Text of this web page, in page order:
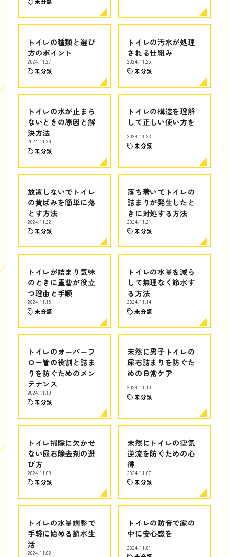
トイレの種類と選び
方のポイント
2024.11.27
未分類
トイレの汚水が処理
される仕組み
2024.11.25
未分類
トイレの水が止まら
ないときの原因と解
決方法
2024.11.24
未分類
トイレの構造を理解
して正しい使い方を
2024.11.23
未分類
放置しないでトイレ
の黄ばみを簡単に落
とす方法
2024.11.22
未分類
落ち着いてトイレの
詰まりが発生したと
きに対処する方法
2024.11.21
未分類
トイレが詰まり気味
のときに重曹が役立
つ理由と手順
2024.11.15
未分類
トイレの水量を減ら
して無理なく節水す
る方法
2024.11.14
未分類
トイレのオーバーフ
ロー管の役割と詰ま
りを防ぐためのメン
テナンス
2024.11.13
未分類
未然に男子トイレの
尿石詰まりを防ぐた
めの日常ケア
2024.11.10
未分類
トイレ掃除に欠かせ
ない尿石除去剤の選
び方
2024.11.09
未分類
未然にトイレの空気
逆流を防ぐための心
得
2024.11.07
未分類
トイレの水量調整で
手軽に始める節水生
活
2024.11.02
トイレの防音で家の
中に安心感を
2024.11.01